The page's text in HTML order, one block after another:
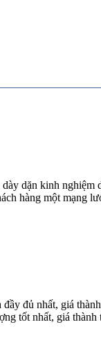
dặn kinh nghiệm
hàng một mạng
đủ nhất, giá
tốt nhất, giá thành